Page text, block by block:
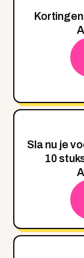
Sla nu je
10